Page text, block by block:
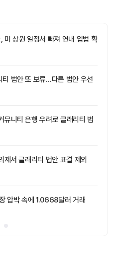
미 상원 일정서 빠져 연내 입법 확
티 법안 또 보류…다른 법안 우선
뮤니티 은행 우려로 클래리티 법
제서 클래리티 법안 표결 제외
압박 속에 1.0668달러 거래